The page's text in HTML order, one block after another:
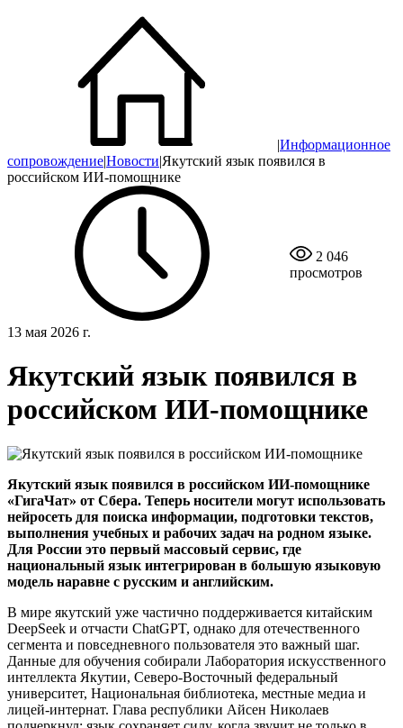
|Информационное
сопровождение|Новости|Якутский язык появился в
российском ИИ-помощнике
13 мая 2026 г.
2 046
просмотров
Якутский язык появился в
российском ИИ-помощнике
Якутский язык появился в российском ИИ-помощнике
«ГигаЧат» от Сбера. Теперь носители могут использовать
нейросеть для поиска информации, подготовки текстов,
выполнения учебных и рабочих задач на родном языке.
Для России это первый массовый сервис, где
национальный язык интегрирован в большую языковую
модель наравне с русским и английским.
В мире якутский уже частично поддерживается китайским
DeepSeek и отчасти ChatGPT, однако для отечественного
сегмента и повседневного пользователя это важный шаг.
Данные для обучения собирали Лаборатория искусственного
интеллекта Якутии, Северо-Восточный федеральный
университет, Национальная библиотека, местные медиа и
лицей-интернат. Глава республики Айсен Николаев